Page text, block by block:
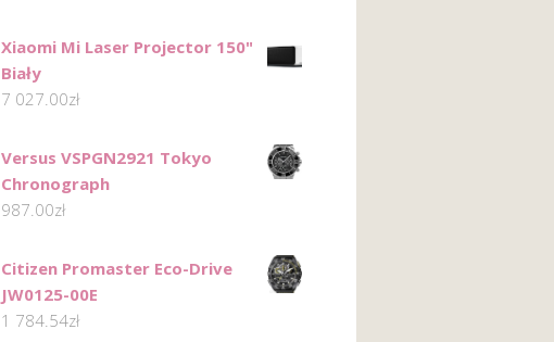
Xiaomi Mi Laser Projector 150"
Biały
7 027.00zł
Versus VSPGN2921 Tokyo
Chronograph
987.00zł
Citizen Promaster Eco-Drive
JW0125-00E
1 784.54zł